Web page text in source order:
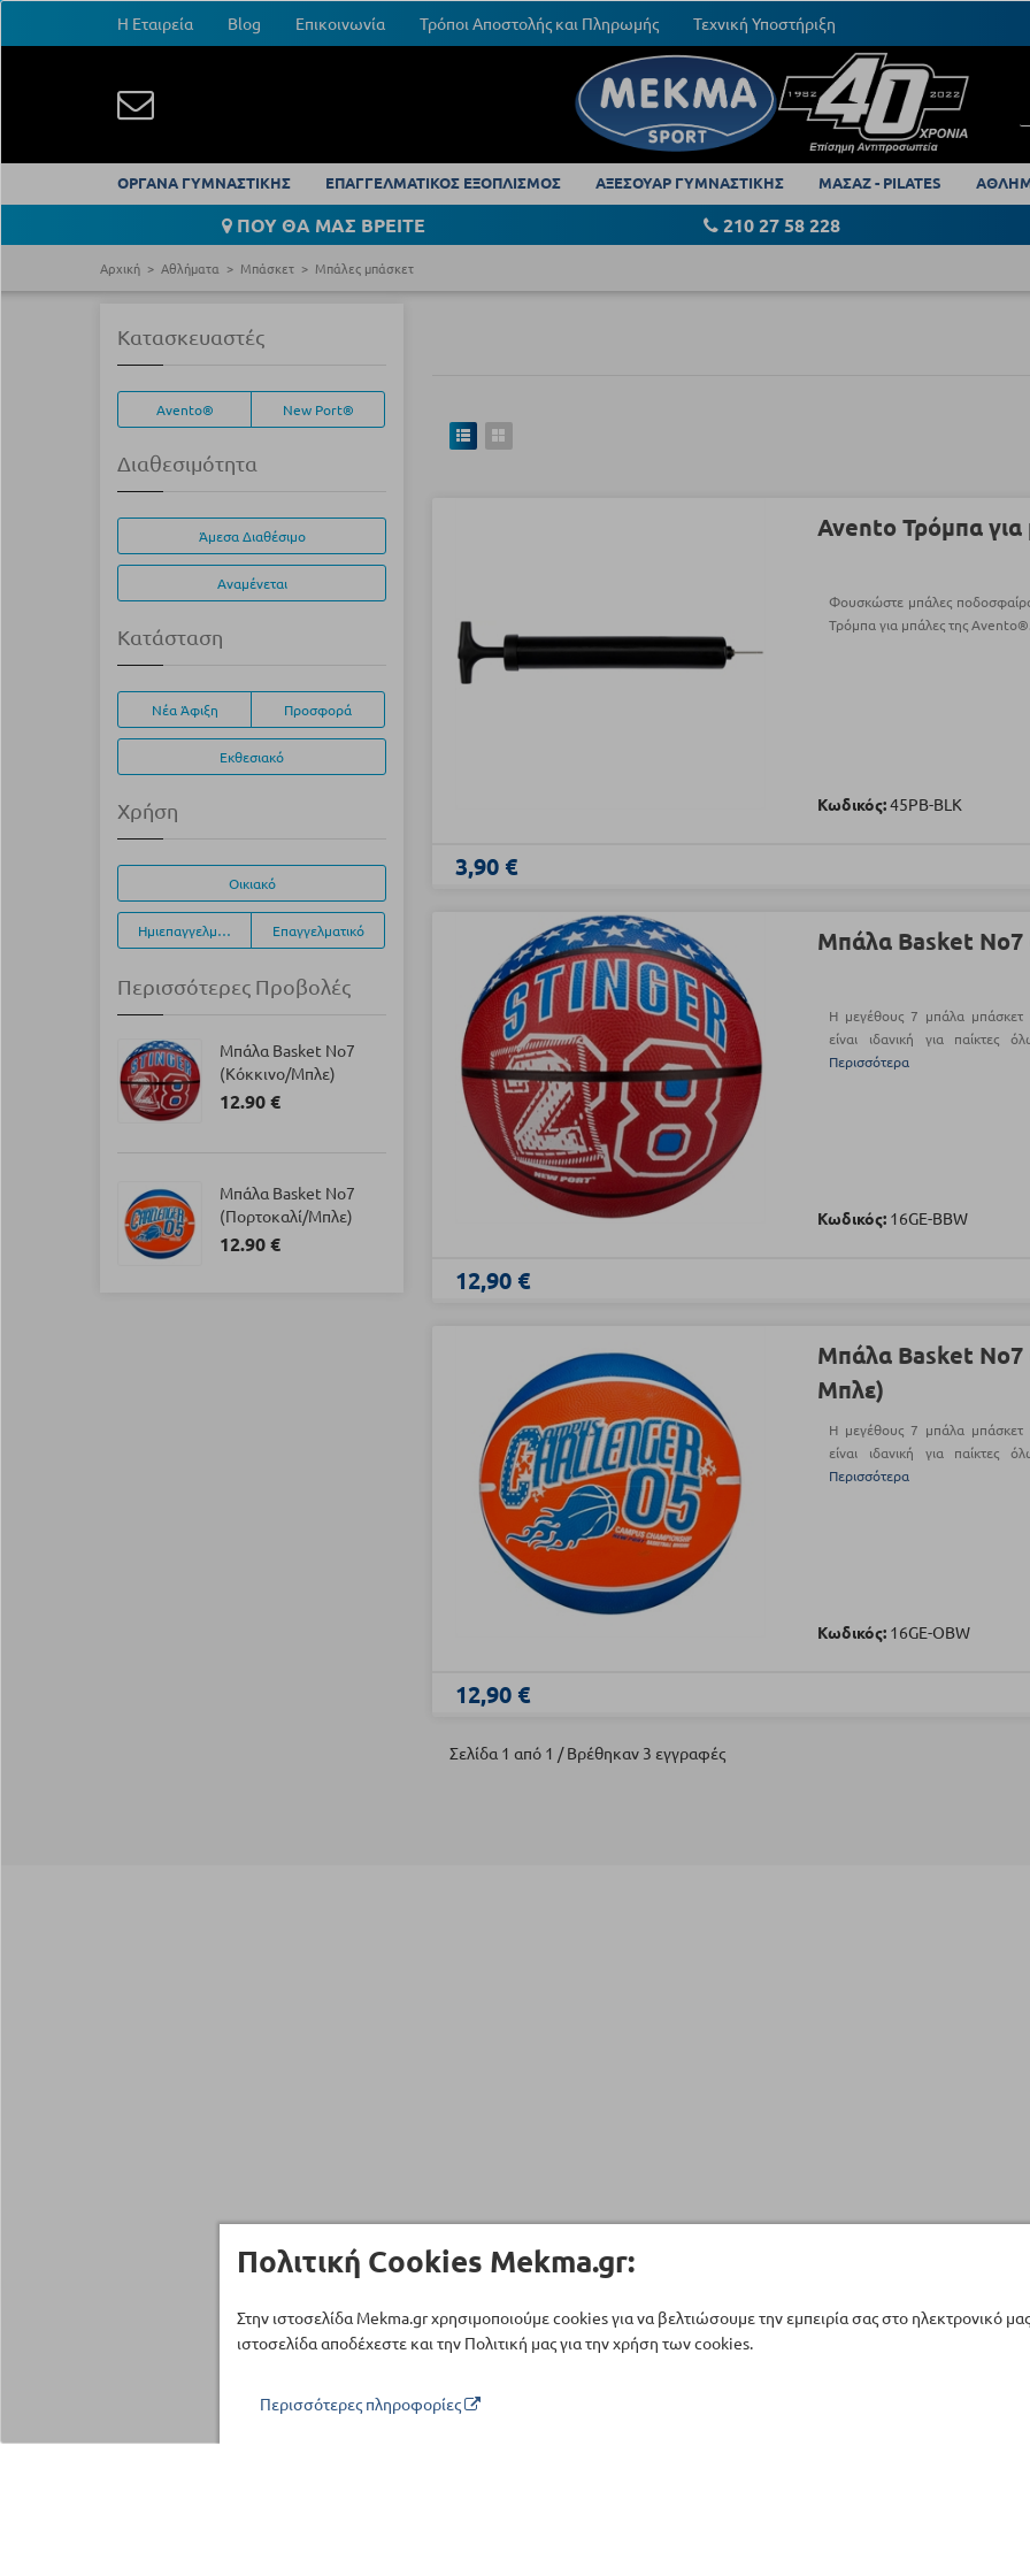
Η Εταιρεία Blog Επικοινωνία Τρόποι Αποστολής και Πληρωμής Τεχνική Υποστήριξη
ΟΡΓΑΝΑ ΓΥΜΝΑΣΤΙΚΗΣ ΕΠΑΓΓΕΛΜΑΤΙΚΟΣ ΕΞΟΠΛΙΣΜΟΣ ΑΞΕΣΟΥΑΡ ΓΥΜΝΑΣΤΙΚΗΣ ΜΑΣΑΖ - PILATES
ΠΟΥ ΘΑ ΜΑΣ ΒΡΕΙΤΕ 210 27 58 228
Αρχική Αθλήματα Μπάσκετ Μπάλες μπάσκετ
Avento Τρόμπα για
Φουσκώστε μπάλες
Τρόμπα για μπάλες της
Κωδικός:45PB-BLK
3,90 €
Μπάλα Basket Νο7
Η μεγέθους 7 μπάλα
είναι ιδανική για παίκτες
Περισσότερα
Κωδικός: 16GE-BBW
12,90 €
Μπάλα Basket Νο7
Μπλε)
Η μεγέθους 7 μπάλα
είναι ιδανική για παίκτες
Περισσότερα
Κωδικός: 16GE-OBW
12,90 €
Σελίδα 1 από 1 / Βρέθηκαν 3 εγγραφές
Κατασκευαστές
Avento® New Port®
Διαθεσιμότητα
Άμεσα Διαθέσιμο
Αναμένεται
Κατάσταση
Νέα Άφιξη Προσφορά
Εκθεσιακό
Χρήση
Οικιακό
Ημιεπαγγελματικό Επαγγελματικό
Περισσότερες Προβολές
Μπάλα Basket Νο7
(Κόκκινο/Μπλε)
12.90 €
Μπάλα Basket Νο7
(Πορτοκαλί/Μπλε)
12.90 €
Πολιτική Cookies Mekma.gr:
Στην ιστοσελίδα Mekma.gr χρησιμοποιούμε cookies για να βελτιώσουμε την εμπειρία σας στο ηλεκτρονικό
ιστοσελίδα αποδέχεστε και την Πολιτική μας για την χρήση των cookies.
Περισσότερες πληροφορίες